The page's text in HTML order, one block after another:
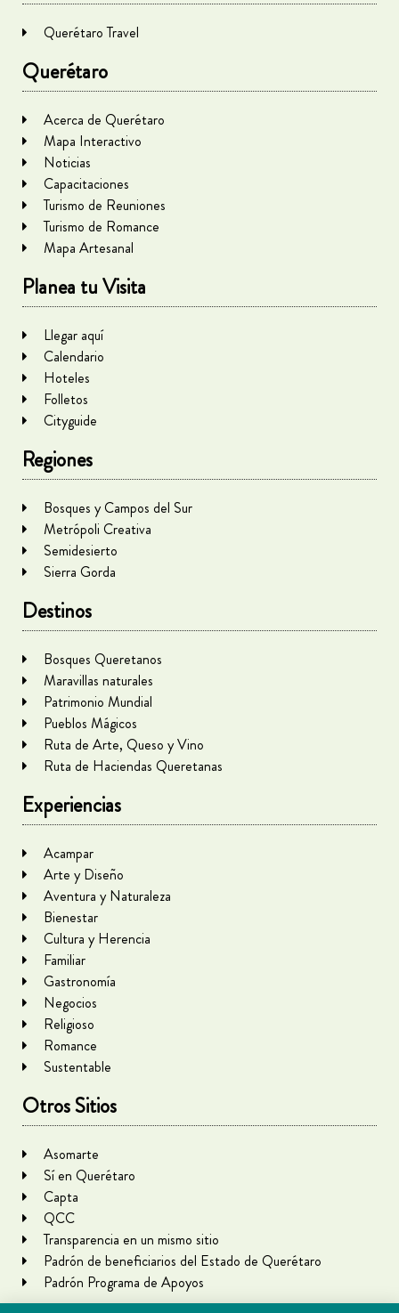
Querétaro Travel
Querétaro
Acerca de Querétaro
Mapa Interactivo
Noticias
Capacitaciones
Turismo de Reuniones
Turismo de Romance
Mapa Artesanal
Planea tu Visita
Llegar aquí
Calendario
Hoteles
Folletos
Cityguide
Regiones
Bosques y Campos del Sur
Metrópoli Creativa
Semidesierto
Sierra Gorda
Destinos
Bosques Queretanos
Maravillas naturales
Patrimonio Mundial
Pueblos Mágicos
Ruta de Arte, Queso y Vino
Ruta de Haciendas Queretanas
Experiencias
Acampar
Arte y Diseño
Aventura y Naturaleza
Bienestar
Cultura y Herencia
Familiar
Gastronomía
Negocios
Religioso
Romance
Sustentable
Otros Sitios
Asomarte
Sí en Querétaro
Capta
QCC
Transparencia en un mismo sitio
Padrón de beneficiarios del Estado de Querétaro
Padrón Programa de Apoyos